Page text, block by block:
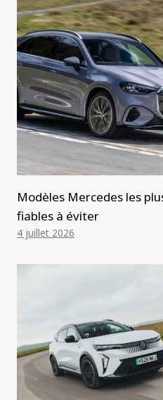
Modèles Mercedes les
fiables à éviter
4 juillet 2026